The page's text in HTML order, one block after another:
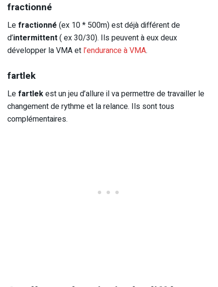
fractionné
Le fractionné (ex 10 * 500m) est déjà différent de
d’intermittent( ex 30/30). Ils peuvent à eux deux
développer la VMA et l’endurance à VMA.
fartlek
Le fartlekest un jeu d’allure il va permettre de travailler le
changement de rythme et la relance. Ils sont tous
complémentaires.